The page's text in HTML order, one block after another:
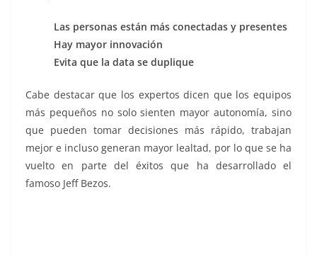
Las personas están más conectadas y presentes
Hay mayor innovación
Evita que la data se duplique
Cabe destacar que los expertos dicen que los equipos
más pequeños no solo sienten mayor autonomía, sino
que pueden tomar decisiones más rápido, trabajan
mejor e incluso generan mayor lealtad, por lo que se ha
vuelto en parte del éxitos que ha desarrollado el
famoso Jeff Bezos.